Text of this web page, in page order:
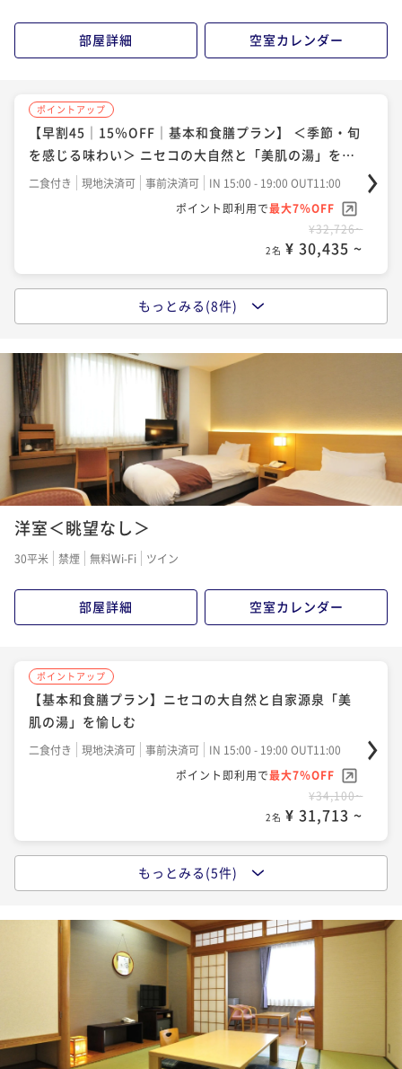
部屋詳細 空室カレンダー
ポイントアップ
【早割45｜15％OFF｜基本和食膳プラン】 ＜季節・旬
を感じる味わい＞ ニセコの大自然と「美肌の湯」を愉
しむ
二食付き 現地決済可 事前決済可
IN 15:00 - 19:00 OUT11:00
ポイント即利用で最大7％OFF
¥32,726~
2名 ¥ 30,435 ~
【早割30｜10％OFF｜基本和食膳】＜季節・旬を感じ
る味わい＞ ニセコの大自然と「美肌の湯」を愉しむ
二食付き 事前決済可
¥34,650~
2名 ¥ 32,224 ~
ポイントアップ
【小さいお子様連れのママに｜基本和食膳】＜嬉しい
特典付＞「旅行はママが大変」を応援
ポイント即利用で最大7％OFF
¥38,500~
ポイントアップ
【温泉ソムリエの気分で温泉三昧｜基本和食膳】＜湯
めぐりパスポート付＞ 美肌の湯を楽しむ温泉旅
事前決済可
IN 15:00 - 19:00 OUT11:00
最大7％OFF
¥38,500~
2名 ¥ 35,805 ~
【基本和食膳プラン】ニセコの大自然と自家源泉「美
肌の湯」を愉しむ
現地決済可 事前決済可
IN 15:00 - 19:00 OUT11:00
ポイント即利用で最大7％OFF
¥38,500~
2名 ¥ 35,805 ~
もっとみる(8件)
洋室＜眺望なし＞
30平米 禁煙 無料Wi-Fi ツイン
部屋詳細 空室カレンダー
ポイントアップ
【基本和食膳プラン】ニセコの大自然と自家源泉「美
肌の湯」を愉しむ
二食付き 現地決済可 事前決済可
IN 15:00 - 19:00 OUT11:00
ポイント即利用で最大7％OFF
¥34,100~
2名 ¥ 31,713 ~
【温泉ソムリエの気分で温泉三昧｜基本和食膳】＜湯
めぐりパスポート付＞ 美肌の湯を楽しむ温泉旅
現地決済可 事前決済可
IN 15:00 - 19:00 OUT11:00
ポイント即利用で
¥34,100~
2名 ¥ 31,713 ~
もっとみる(5件)